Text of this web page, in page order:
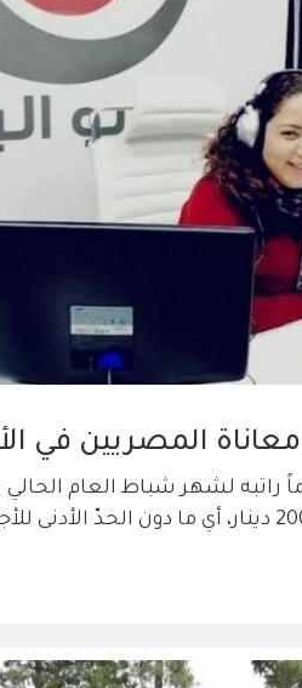
المصريين في
الثلاثيني المصري سيد (42) عاماً راتبه لشهر شباط
العاملين في شركة تنظيفات براتب قدره 200 دينار، أي ما